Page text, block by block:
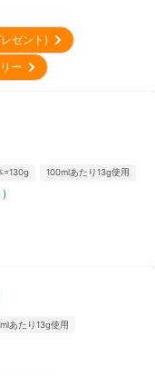
レゼント)
リー
=130g 100mlあたり13g使用
あたり13g使用